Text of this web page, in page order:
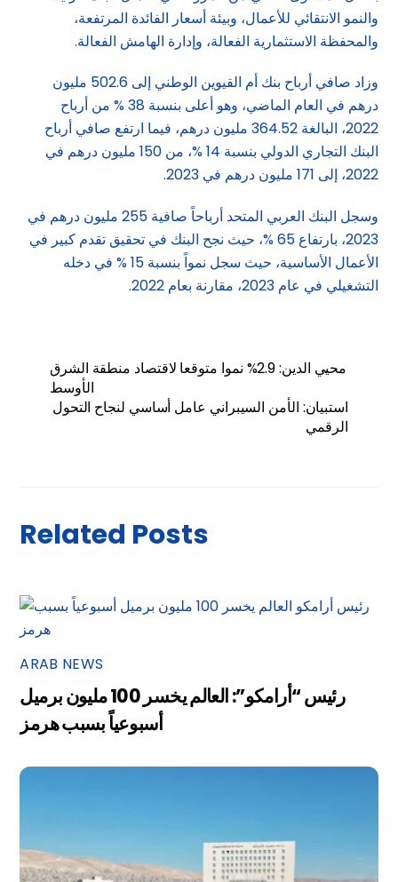
والنمو الانتقائي للأعمال، وبيئة أسعار الفائدة المرتفعة،
والمحفظة الاستثمارية الفعالة، وإدارة الهامش الفعالة.
وزاد صافي أرباح بنك أم القيوين الوطني إلى 502.6 مليون
درهم في العام الماضي، وهو أعلى بنسبة 38 % من أرباح
2022، البالغة 364.52 مليون درهم، فيما ارتفع صافي أرباح
البنك التجاري الدولي بنسبة 14 %، من 150 مليون درهم في
2022، إلى 171 مليون درهم في 2023.
وسجل البنك العربي المتحد أرباحاً صافية 255 مليون درهم في
2023، بارتفاع 65 %، حيث نجح البنك في تحقيق تقدم كبير في
الأعمال الأساسية، حيث سجل نمواً بنسبة 15 % في دخله
التشغيلي في عام 2023، مقارنة بعام 2022.
محيي الدين: 2.9% نموا متوقعا لاقتصاد منطقة الشرق
الأوسط
استبيان: الأمن السيبراني عامل أساسي لنجاح التحول
الرقمي
Related Posts
ARAB NEWS
رئيس “أرامكو”: العالم يخسر 100 مليون برميل
أسبوعياً بسبب هرمز